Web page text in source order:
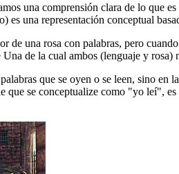
una comprensión clara de lo que
es una representación conceptual
de una rosa con palabras, pero
Una de la cual ambos (lenguaje y rosa)
que se oyen o se leen, sino
que se conceptualize como "yo leí",